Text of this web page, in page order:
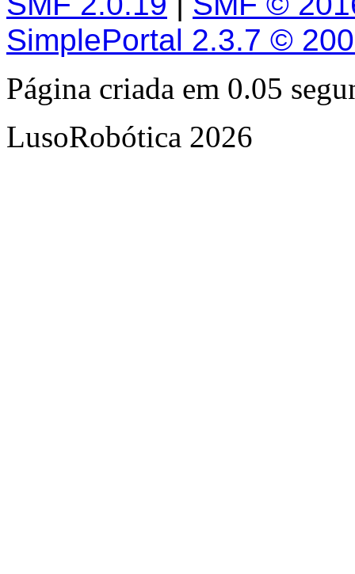
SimplePortal 2.3.7 ©
Página criada em 0.05
LusoRobótica 2026